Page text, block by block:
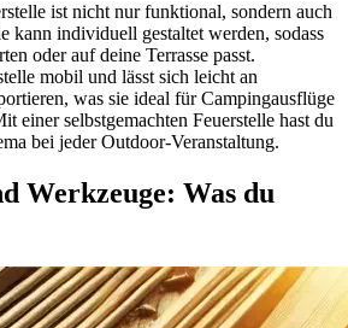
ist nicht nur funktional, sondern auch
kann individuell gestaltet werden, sodass
oder auf deine Terrasse passt.
mobil und lässt sich leicht an
was sie ideal für Campingausflüge
einer selbstgemachten Feuerstelle hast du
bei jeder Outdoor-Veranstaltung.
Werkzeuge: Was du